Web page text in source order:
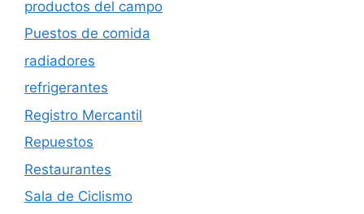
productos del campo
Puestos de comida
radiadores
refrigerantes
Registro Mercantil
Repuestos
Restaurantes
Sala de Ciclismo